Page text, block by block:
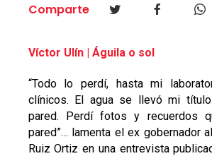
Comparte
Víctor Ulín | Águila o sol
“Todo lo perdí, hasta mi
clínicos. El agua se llevó mi
pared. Perdí fotos y recuerdos
pared”… lamenta el ex gobernador
Ruiz Ortiz en una entrevista